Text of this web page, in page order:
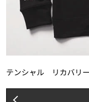
テンシャル リカバリー